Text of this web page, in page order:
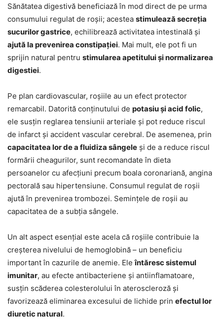
Sănătatea digestivă beneficiază în mod direct de pe urma
consumului regulat de roșii; acestea stimulează secreția
sucurilor gastrice, echilibrează activitatea intestinală și
ajută la prevenirea constipației. Mai mult, ele pot fi un
sprijin natural pentru stimularea apetitului și normalizarea
digestiei.
Pe plan cardiovascular, roșiile au un efect protector
remarcabil. Datorită conținutului de potasiu și acid folic,
ele susțin reglarea tensiunii arteriale și pot reduce riscul
de infarct și accident vascular cerebral. De asemenea, prin
capacitatea lor de a fluidiza sângele și de a reduce riscul
formării cheagurilor, sunt recomandate în dieta
persoanelor cu afecțiuni precum boala coronariană, angina
pectorală sau hipertensiune. Consumul regulat de roșii
ajută în prevenirea trombozei. Semințele de roșii au
capacitatea de a subția sângele.
Un alt aspect esențial este acela că roșiile contribuie la
creșterea nivelului de hemoglobină – un beneficiu
important în cazurile de anemie. Eleîntăresc sistemul
imunitar, au efecte antibacteriene și antiinflamatoare,
susțin scăderea colesterolului în ateroscleroză și
favorizează eliminarea excesului de lichide prin efectul lor
diuretic natural.